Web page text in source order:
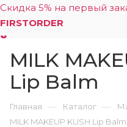
Скидка 5% на первый
FIRSTORDER
MILK
Lip Balm
Главная — Каталог —
MILK MAKEUP KUSH Lip Balm